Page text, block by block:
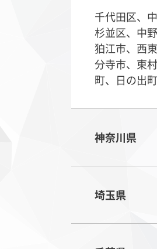
千代田区、
杉並区、中
狛江市、西
分寺市、東
町、日の出
神奈川県
埼玉県